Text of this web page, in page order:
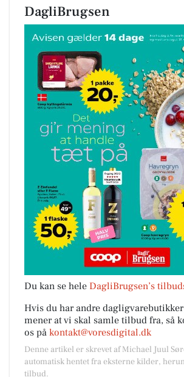
DagliBrugsen
Du kan se hele DagliBrugsen’s
Hvis du har andre
mener at vi skal samle tilbud fra, så
os på kontakt@voresdigital.dk
Denne artikel er skrevet af Michael Juul
automatisk hentet fra eksterne kilder,
tilbud.